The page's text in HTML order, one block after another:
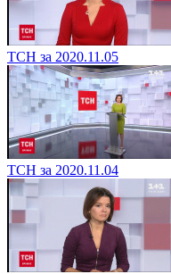
ТСН за 2020.11.05
ТСН за 2020.11.04